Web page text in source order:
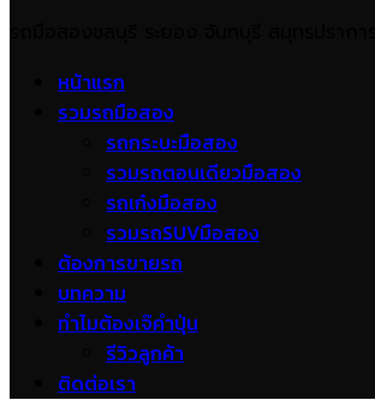
หน้าแรก
รวมรถมือสอง
รถกระบะมือสอง
รวมรถตอนเดียวมือสอง
รถเก๋งมือสอง
รวมรถSUVมือสอง
ต้องการขายรถ
บทความ
ทำไมต้องเจ๊คำปุ่น
รีวิวลูกค้า
ติดต่อเรา